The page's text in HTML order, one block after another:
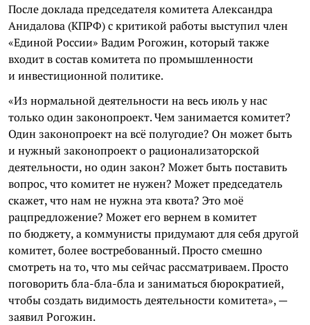
После доклада председателя комитета Александра
Анидалова (КПРФ) с критикой работы выступил член
«Единой России» Вадим Рогожин, который также
входит в состав комитета по промышленности
и инвестиционной политике.
«Из нормальной деятельности на весь июль у нас
только один законопроект. Чем занимается комитет?
Один законопроект на всё полугодие? Он может быть
и нужный законопроект о рационализаторской
деятельности, но один закон? Может быть поставить
вопрос, что комитет не нужен? Может председатель
скажет, что нам не нужна эта квота? Это моё
рацпредложение? Может его вернем в комитет
по бюджету, а коммунисты придумают для себя другой
комитет, более востребованный. Просто смешно
смотреть на то, что мы сейчас рассматриваем. Просто
поговорить бла-бла-бла и заниматься бюрократией,
чтобы создать видимость деятельности комитета», —
заявил Рогожин.